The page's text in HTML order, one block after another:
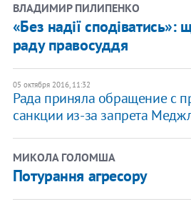
ВЛАДИМИР ПИЛИПЕНКО
«Без надії сподіватись»:
раду правосуддя
05 октября 2016, 11:32
Рада приняла обращение с
санкции из-за запрета
МИКОЛА ГОЛОМША
Потурання агресору